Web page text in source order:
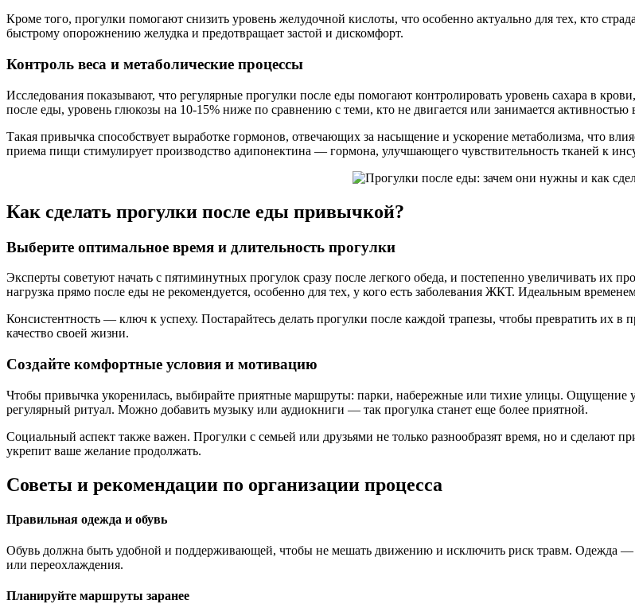
Кроме того, прогулки помогают снизить уровень желудочной кислоты, что особенно актуально для тех, кто
быстрому опорожнению желудка и предотвращает застой и дискомфорт.
Контроль веса и метаболические процессы
Исследования показывают, что регулярные прогулки после еды помогают контролировать уровень сахара в
после еды, уровень глюкозы на 10-15% ниже по сравнению с теми, кто не двигается или занимается активностью
Такая привычка способствует выработке гормонов, отвечающих за насыщение и ускорение метаболизма, что
приема пищи стимулирует производство адипонектина — гормона, улучшающего чувствительность тканей к
Как сделать прогулки после еды привычкой?
Выберите оптимальное время и длительность прогулки
Эксперты советуют начать с пятиминутных прогулок сразу после легкого обеда, и постепенно увеличивать их
нагрузка прямо после еды не рекомендуется, особенно для тех, у кого есть заболевания ЖКТ. Идеальным
Консистентность — ключ к успеху. Постарайтесь делать прогулки после каждой трапезы, чтобы превратить их
качество своей жизни.
Создайте комфортные условия и мотивацию
Чтобы привычка укоренилась, выбирайте приятные маршруты: парки, набережные или тихие улицы. Ощущение
регулярный ритуал. Можно добавить музыку или аудиокниги — так прогулка станет еще более приятной.
Социальный аспект также важен. Прогулки с семьей или друзьями не только разнообразят время, но и сделают
укрепит ваше желание продолжать.
Советы и рекомендации по организации процесса
Правильная одежда и обувь
Обувь должна быть удобной и поддерживающей, чтобы не мешать движению и исключить риск травм. Одежда —
или переохлаждения.
Планируйте маршруты заранее